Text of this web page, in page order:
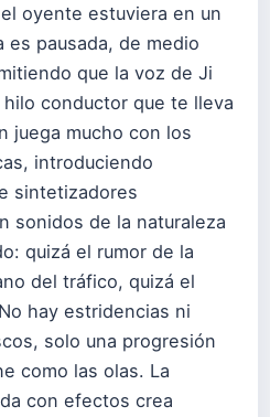
oyente estuviera en un
es pausada, de medio
que la voz de Ji
conductor que te lleva
juega mucho con los
introduciendo
sintetizadores
sonidos de la naturaleza
quizá el rumor de la
del tráfico, quizá el
hay estridencias ni
solo una progresión
como las olas. La
con efectos crea